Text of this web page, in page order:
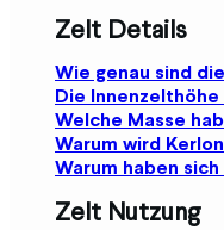
Zelt Details
Wie genau sind
Die
Welche Masse
Warum wird
Warum haben
Zelt Nutzung